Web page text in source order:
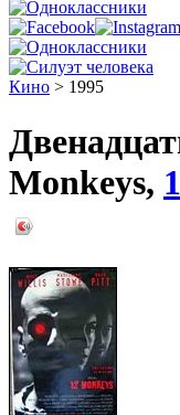
Кино > 1995
Monkeys,